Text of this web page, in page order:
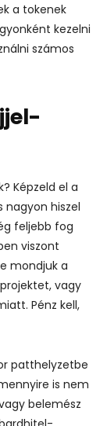
a tokenek
kezelni
számos
Képzeld el a
nagyon hiszel
feljebb fog
viszont
mondjuk a
vagy
Pénz kell,
patthelyzetbe
is nem
belemész